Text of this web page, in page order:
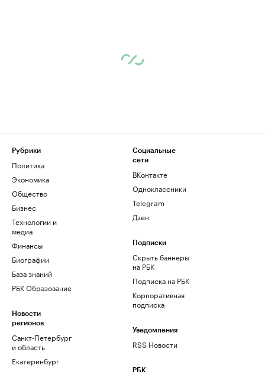
Рубрики
Политика
Экономика
Общество
Бизнес
Технологии и
медиа
Финансы
Биографии
База знаний
РБК Образование
Новости
регионов
Санкт-Петербург
и область
Екатеринбург
Социальные
сети
ВКонтакте
Одноклассники
Telegram
Дзен
Подписки
Скрыть баннеры
на РБК
Подписка на РБК
Корпоративная
подписка
Уведомления
RSS Новости
РБК